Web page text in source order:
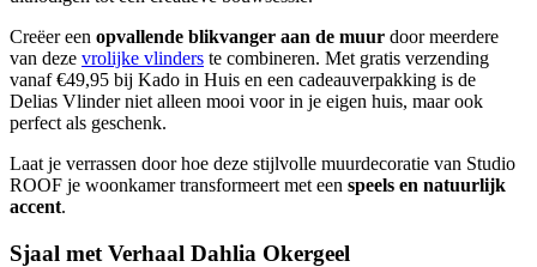
Creëer een opvallende blikvanger aan de muur door meerdere
van deze vrolijke vlinders te combineren. Met gratis verzending
vanaf €49,95 bij Kado in Huis en een cadeauverpakking is de
Delias Vlinder niet alleen mooi voor in je eigen huis, maar ook
perfect als geschenk.
Laat je verrassen door hoe deze stijlvolle muurdecoratie van Studio
ROOF je woonkamer transformeert met een speels en natuurlijk
accent.
Sjaal met Verhaal Dahlia Okergeel